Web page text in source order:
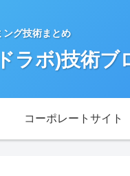
ング技術まとめ
ラボ)技術ブ
コーポレートサイト